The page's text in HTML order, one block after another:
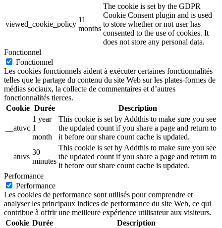
viewed_cookie_policy
11
months
The cookie is set by the GDPR
Cookie Consent plugin and is used
to store whether or not user has
consented to the use of cookies. It
does not store any personal data.
Fonctionnel
Fonctionnel
Les cookies fonctionnels aident à exécuter certaines fonctionnalités
telles que le partage du contenu du site Web sur les plates-formes de
médias sociaux, la collecte de commentaires et d’autres
fonctionnalités tierces.
Cookie Durée Description
__atuvc
1 year
1
month
This cookie is set by Addthis to make sure you see
the updated count if you share a page and return to
it before our share count cache is updated.
__atuvs
30
minutes
This cookie is set by Addthis to make sure you see
the updated count if you share a page and return to
it before our share count cache is updated.
Performance
Performance
Les cookies de performance sont utilisés pour comprendre et
analyser les principaux indices de performance du site Web, ce qui
contribue à offrir une meilleure expérience utilisateur aux visiteurs.
Cookie Durée Description